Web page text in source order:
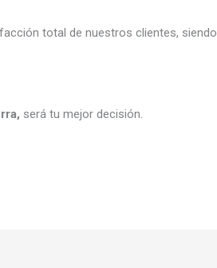
total de nuestros clientes,
, será tu mejor decisión.